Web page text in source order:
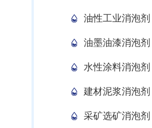
油性工业消泡剂
油墨油漆消泡剂
水性涂料消泡剂
建材泥浆消泡剂
采矿选矿消泡剂